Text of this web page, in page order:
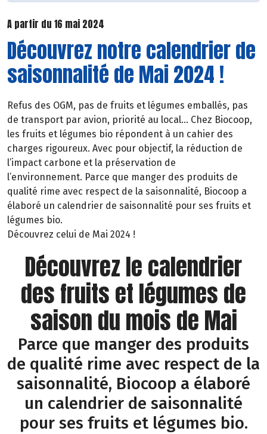
A partir du 16 mai 2024
Découvrez notre calendrier de
saisonnalité de Mai 2024 !
Refus des OGM, pas de fruits et légumes emballés, pas
de transport par avion, priorité au local… Chez Biocoop,
les fruits et légumes bio répondent à un cahier des
charges rigoureux. Avec pour objectif, la réduction de
l’impact carbone et la préservation de
l’environnement. Parce que manger des produits de
qualité rime avec respect de la saisonnalité, Biocoop a
élaboré un calendrier de saisonnalité pour ses fruits et
légumes bio.
Découvrez celui de Mai 2024 !
Découvrez le calendrier
des fruits et légumes de
saison du mois de Mai
Parce que manger des produits
de qualité rime avec respect de la
saisonnalité, Biocoop a élaboré
un calendrier de saisonnalité
pour ses fruits et légumes bio.